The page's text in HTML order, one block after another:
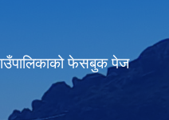
फेसबुक पेज